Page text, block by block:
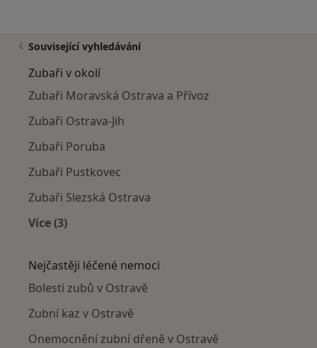
Související vyhledávání
Zubaři v okolí
Zubaři Moravská Ostrava a Přívoz
Zubaři Ostrava-Jih
Zubaři Poruba
Zubaři Pustkovec
Zubaři Slezská Ostrava
Více (3)
Nejčastěji léčené nemoci
Bolesti zubů v Ostravě
Zubní kaz v Ostravě
Onemocnění zubní dřeně v Ostravě